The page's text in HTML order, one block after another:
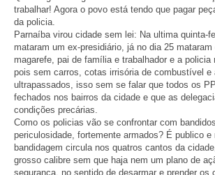
trabalhar! Agora o povo está tendo que pagar
da policia.
Parnaíba virou cidade sem lei: Na ultima quinta-
mataram um ex-presidiário, já no dia 25
magarefe, pai de família e trabalhador e a policia
pois sem carros, cotas irrisória de combustível e
ultrapassados, isso sem se falar que todos os
fechados nos bairros da cidade e que as
condições precárias.
Como os policias vão se confrontar com
periculosidade, fortemente armados? É publico e
bandidagem circula nos quatros cantos da
grosso calibre sem que haja nem um plano de
segurança, no sentido de desarmar e prender os